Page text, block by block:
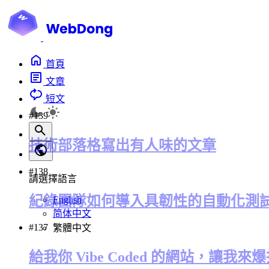
首頁
文章
短文
請選擇語言
English
简体中文
繁體中文
#139
技術部落格寫出有人味的文章
#138
紀錄團隊如何導入具韌性的自動化測
#137
給我你 Vibe Coded 的網站，讓我來